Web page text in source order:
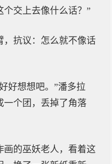
交上去像什么话？”
，抗议：怎么就不像话
好想想吧。”潘多拉
一个团，丢掉了角落
画的巫妖老人，看着这